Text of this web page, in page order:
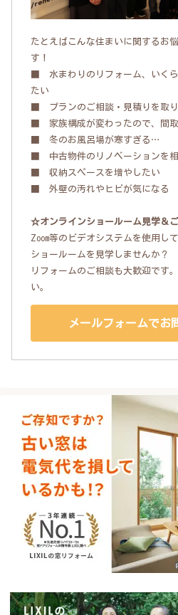
たとえばこんな住まいに関するお
す！
■ 水まわりのリフォーム、いく
たい
■ プランのご相談・見積りを取
■ 家族構成が変わったので、間
■ 冬のお風呂場が寒すぎる…
■ 中古物件のリノベーションを
■ 収納スペースを増やしたい
■ 外壁の汚れやヒビが気になる
☆オンラインショールーム見学＆ご
Zoom等のビデオシステムを使用し
ショールームを見学しませんか？
リフォームのご相談も大歓迎です
い。
メールフォームでお